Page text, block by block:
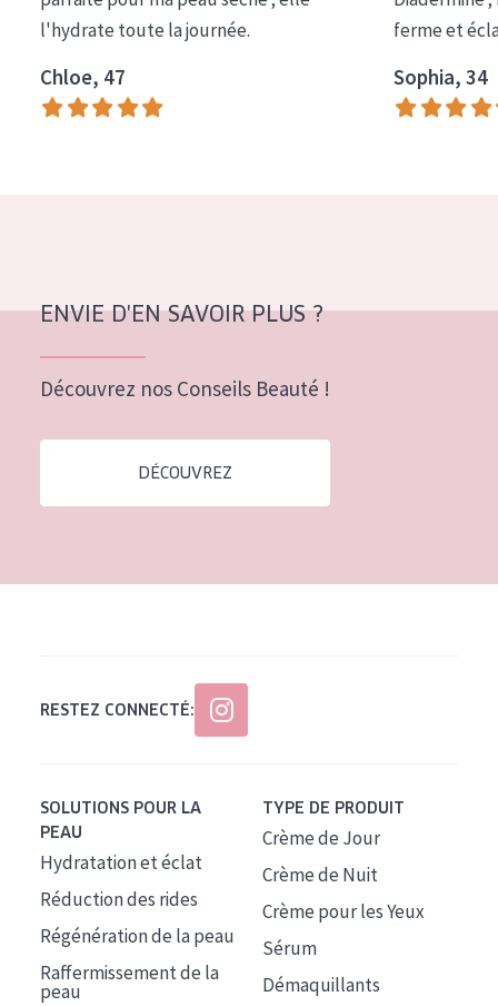
COLLECTION
Essentials
Lift+
Peau mature
l'hydrate toute la journée.
Chloe, 47
ferme et
Sophia, 34
ENVIE D'EN SAVOIR PLUS ?
Découvrez nos Conseils Beauté !
DÉCOUVREZ
RESTEZ CONNECTÉ:
SOLUTIONS POUR LA
PEAU
Hydratation et éclat
Réduction des rides
Régénération de la peau
Raffermissement de la
peau
TYPE DE PRODUIT
Crème de Jour
Crème de Nuit
Crème pour les Yeux
Sérum
Démaquillants